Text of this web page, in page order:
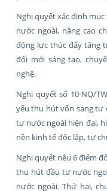
Nghị quyết xác định
nước ngoài, nâng cao
động lực thúc đẩy tăng
đổi mới sáng tạo,
nghệ.
Nghị quyết số 10-NQ/
yếu thu hút vốn sang tư
tư nước ngoài hiện đại,
nền kinh tế độc lập, tự
Nghị quyết nêu 6 điểm
thu hút đầu tư nước
nước ngoài. Thứ hai,